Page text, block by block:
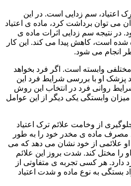
اعتیاد، سم زدایی است. در این
می توان برداشت کرد، ماده ی اعتیاد
در نتیجه سم زدایی اثرات ماده ی
شده است، کاهش پیدا می کند. این کار
انجام می شود.
وابسته است. اگر فرد بخواهد
پزشک او با بررسی شرایط فرد این
روانی فرد در انتخاب این روش
وابستگی یکی دیگر از این عوامل
از وخامت علائم ترک اعتیاد
مصرف ماده ی مخدر خود را به طور
او علائمی از خود نشان می دهد که می
را مختل کند. شدت بروز این علائم
هر کسی تجربه ی متفاوتی از
بستگی به نوع ماده و شدت اعتیاد